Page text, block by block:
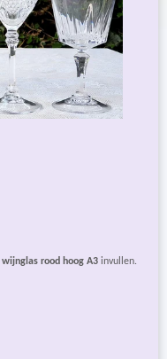
wijnglas rood hoog A3 invullen.